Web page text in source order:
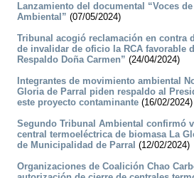
Lanzamiento del documental “Voces
Ambiental” (07/05/2024)
Tribunal acogió reclamación en contra
de invalidar de oficio la RCA favorable
Respaldo Doña Carmen” (24/04/2024)
Integrantes de movimiento ambiental
Gloria de Parral piden respaldo al
este proyecto contaminante (16/02/2024)
Segundo Tribunal Ambiental confirmó
central termoeléctrica de biomasa La
de Municipalidad de Parral (12/02/2024)
Organizaciones de Coalición Chao